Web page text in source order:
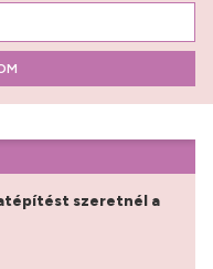
szeretnél a